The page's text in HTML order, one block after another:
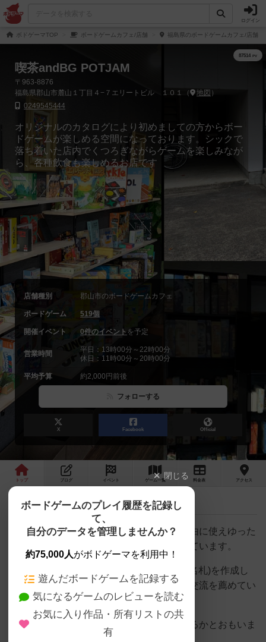
ログイン
ボドゲーマTOP ボードゲームカフェ/店舗 福島県のボードゲームカフェ/店舗
喫茶andBG POTJAM
〒963-8876
福島県郡山市麓山１丁目４−７エリートビル １０１（
地図 ）
0249545444
オリジナルのカタログにより初めましての方からボー
ドゲームが楽しめる空間になっております。シックで
落ち着いた店内でくつろぎながらゲームを楽しみなが
ら、各種飲食も楽しめるお店です
店舗種別 郡山市のボードゲームカフェ
ボードゲーム 519個
開催イベント 0件のイベント を予定
営業時間
平日：13時00分～22時00分
休日：11時00分～20時00分
平均予算 約2,000円前後
フォローする
X Facebook Official
トップ ブログ イベント ゲーム一覧 料金 表 アクセス
最新情報 １１月の予定とイベントと
休憩からボードゲームをプレイするまで自由に使えゆった
りとくつろぐこともできる喫茶店を目指しています。
また、会員制(登録無料)による会員カード(名札)を作成し
ていただき相席の緩和化、会員様どうしの交流を薦めてい
ます
おひとり様でご来店されても楽しく過ごせるかとおもいま
閉じる
ボードゲームのプレイ履歴を記録し
て、
自分のデータを管理しませんか？
約75,000人がボドゲーマを利用中！
遊んだボードゲームを記録する
気になるゲームのレビューを読む
お気に入り作品・所有リストの共
有